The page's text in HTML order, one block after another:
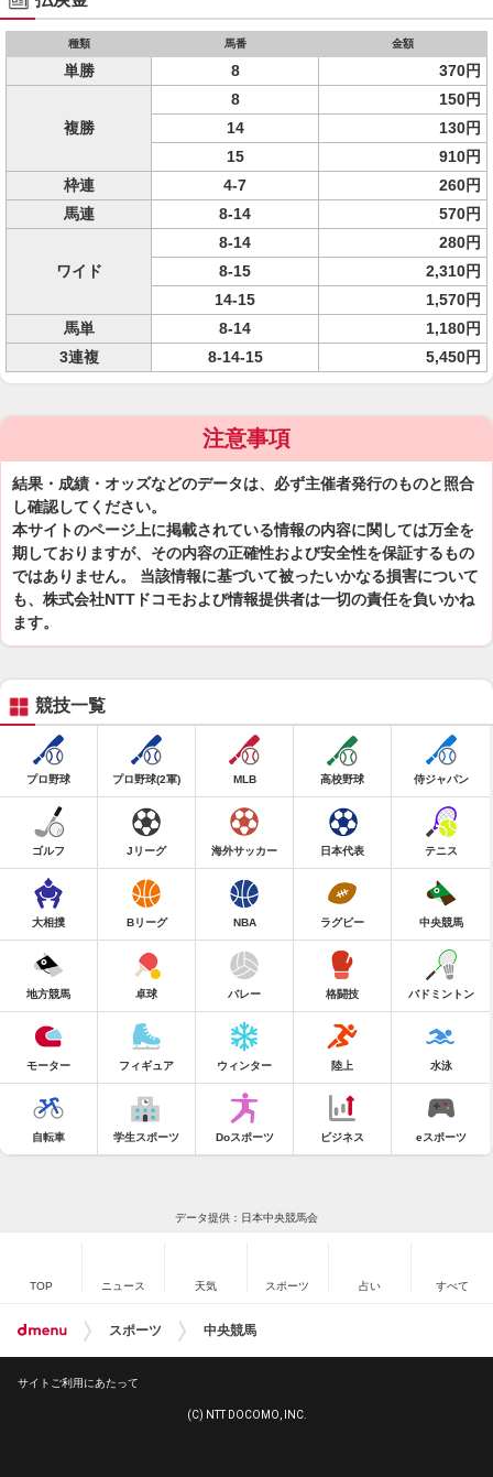
種類 馬番 金額
単勝 8 370円
複勝
8
150円
14
130円
15
910円
枠連
4-7
260円
馬連
8-14 570円
ワイド
8-14
280円
8-15
2,310円
14-15
1,570円
馬単
8-14
1,180円
3連複
8-14-15 5,450円
注意事項
結果・成績・オッズなどのデータは、必ず主催者発行のものと照合
し確認してください。
本サイトのページ上に掲載されている情報の内容に関しては万全を
期しておりますが、その内容の正確性および安全性を保証するもの
ではありません。 当該情報に基づいて被ったいかなる損害について
も、株式会社NTTドコモおよび情報提供者は一切の責任を負いかね
ます。
競技一覧
プロ野球 プロ野球(2軍) MLB 高校野球 侍ジャパン
ゴルフ Jリーグ 海外サッカー 日本代表 テニス
大相撲 Bリーグ NBA ラグビー 中央競馬
地方競馬 卓球 バレー 格闘技 バドミントン
モーター フィギュア ウィンター 陸上 水泳
自転車 学生スポーツ Doスポーツ ビジネス eスポーツ
データ提供：日本中央競馬会
TOP ニュース 天気 スポーツ 占い すべて
スポーツ 中央競馬
サイトご利用にあたって
(C) NTT DOCOMO, INC.